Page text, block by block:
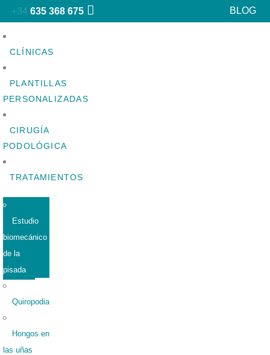
+34 635 368 675 BLOG
CLÍNICAS
PLANTILLAS
PERSONALIZADAS
CIRUGÍA
PODOLÓGICA
TRATAMIENTOS
Estudio
biomecánico
de la
pisada
Quiropodia
Hongos en
las uñas